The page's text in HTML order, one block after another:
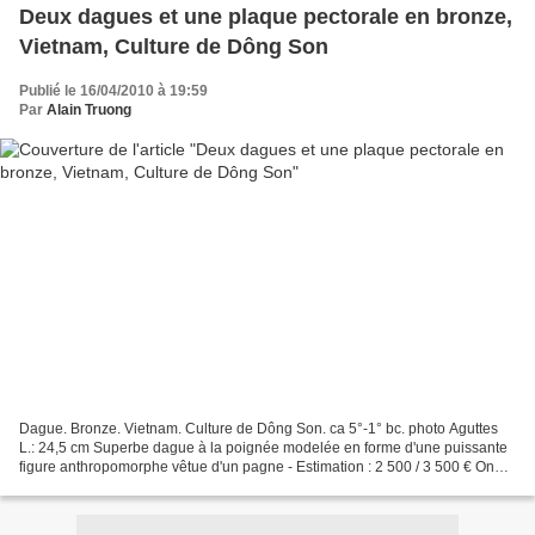
Deux dagues et une plaque pectorale en bronze,
Vietnam, Culture de Dông Son
Publié le 16/04/2010 à 19:59
Par Alain Truong
Dague. Bronze. Vietnam. Culture de Dông Son. ca 5°-1° bc. photo Aguttes
L.: 24,5 cm Superbe dague à la poignée modelée en forme d'une puissante
figure anthropomorphe vêtue d'un pagne - Estimation : 2 500 / 3 500 € On